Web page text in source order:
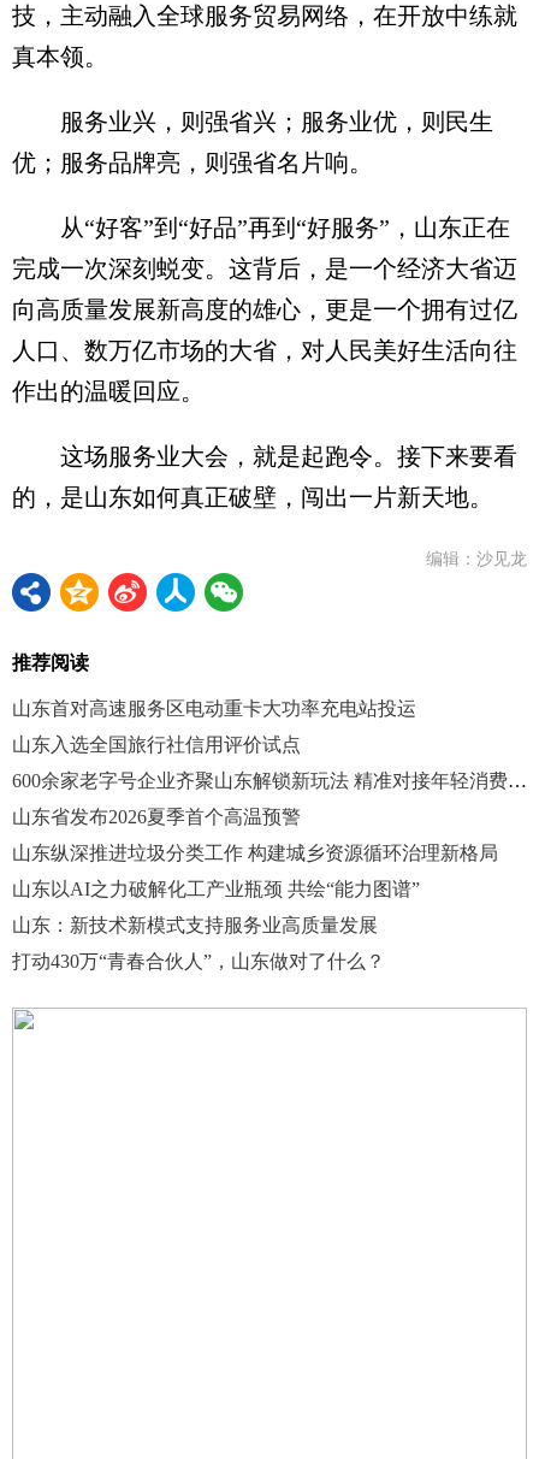
技，主动融入全球服务贸易网络，在开放中练就
真本领。
服务业兴，则强省兴；服务业优，则民生
优；服务品牌亮，则强省名片响。
从“好客”到“好品”再到“好服务”，山东正在
完成一次深刻蜕变。这背后，是一个经济大省迈
向高质量发展新高度的雄心，更是一个拥有过亿
人口、数万亿市场的大省，对人民美好生活向往
作出的温暖回应。
这场服务业大会，就是起跑令。接下来要看
的，是山东如何真正破壁，闯出一片新天地。
编辑：沙见龙
推荐阅读
山东首对高速服务区电动重卡大功率充电站投运
山东入选全国旅行社信用评价试点
600余家老字号企业齐聚山东解锁新玩法 精准对接年轻消费市场
山东省发布2026夏季首个高温预警
山东纵深推进垃圾分类工作 构建城乡资源循环治理新格局
山东以AI之力破解化工产业瓶颈 共绘“能力图谱”
山东：新技术新模式支持服务业高质量发展
打动430万“青春合伙人”，山东做对了什么？